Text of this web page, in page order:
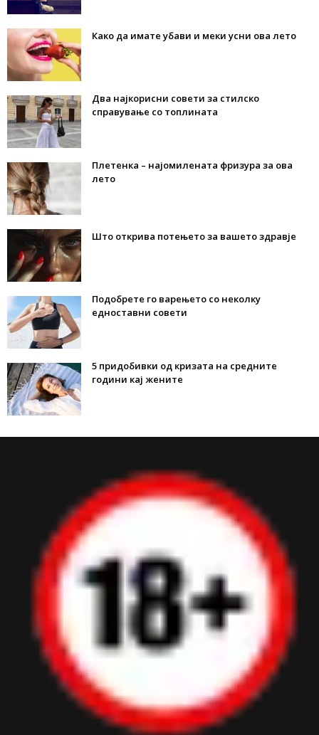
Како да имате убави и меки усни ова лето
Два најкорисни совети за стилско
справување со топлината
Плетенка – најомилената фризура за ова
лето
Што открива потењето за вашето здравје
Подобрете го варењето со неколку
едноставни совети
5 придобивки од кризата на средните
години кај жените